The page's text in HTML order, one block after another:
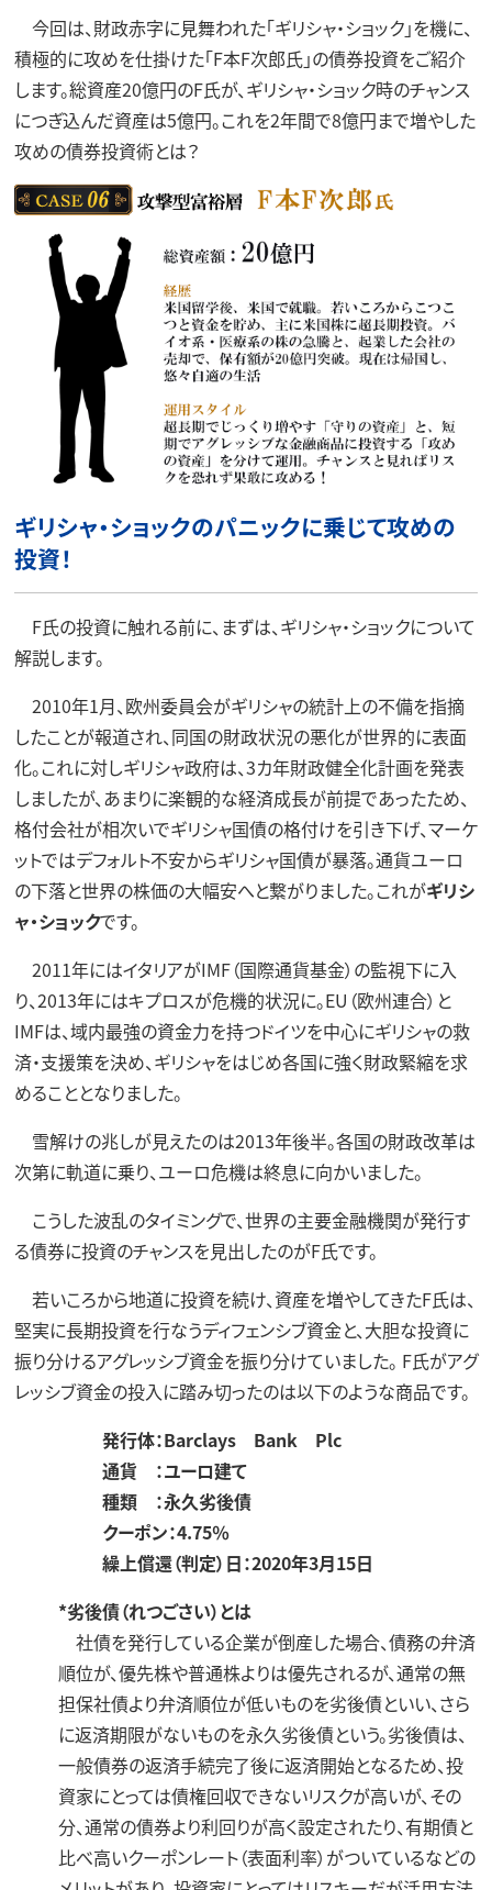
今回は、財政赤字に見舞われた「ギリシャ・ショック」を機に、
積極的に攻めを仕掛けた「F本F次郎氏」の債券投資をご紹介
します。総資産20億円のF氏が、ギリシャ・ショック時のチャンス
につぎ込んだ資産は5億円。これを2年間で8億円まで増やした
攻めの債券投資術とは？
ギリシャ・ショックのパニックに乗じて攻めの
投資！
F氏の投資に触れる前に、まずは、ギリシャ・ショックについて
解説します。
2010年1月、欧州委員会がギリシャの統計上の不備を指摘
したことが報道され、同国の財政状況の悪化が世界的に表面
化。これに対しギリシャ政府は、3カ年財政健全化計画を発表
しましたが、あまりに楽観的な経済成長が前提であったため、
格付会社が相次いでギリシャ国債の格付けを引き下げ、マーケ
ットではデフォルト不安からギリシャ国債が暴落。通貨ユーロ
の下落と世界の株価の大幅安へと繋がりました。これがギリシ
ャ・ショックです。
2011年にはイタリアがIMF（国際通貨基金）の監視下に入
り、2013年にはキプロスが危機的状況に。EU（欧州連合）と
IMFは、域内最強の資金力を持つドイツを中心にギリシャの救
済・支援策を決め、ギリシャをはじめ各国に強く財政緊縮を求
めることとなりました。
雪解けの兆しが見えたのは2013年後半。各国の財政改革は
次第に軌道に乗り、ユーロ危機は終息に向かいました。
こうした波乱のタイミングで、世界の主要金融機関が発行す
る債券に投資のチャンスを見出したのがF氏です。
若いころから地道に投資を続け、資産を増やしてきたF氏は、
堅実に長期投資を行なうディフェンシブ資金と、大胆な投資に
振り分けるアグレッシブ資金を振り分けていました。 F氏がアグ
レッシブ資金の投入に踏み切ったのは以下のような商品です。
発行体：Barclays Bank Plc
通貨 ：ユーロ建て
種類 ：永久劣後債
クーポン：4.75％
繰上償還（判定）日：2020年3月15日
*劣後債（れつごさい）とは
社債を発行している企業が倒産した場合、債務の弁済
順位が、優先株や普通株よりは優先されるが、通常の無
担保社債より弁済順位が低いものを劣後債といい、さら
に返済期限がないものを永久劣後債という。劣後債は、
一般債券の返済手続完了後に返済開始となるため、投
資家にとっては債権回収できないリスクが高いが、その
分、通常の債券より利回りが高く設定されたり、有期債と
比べ高いクーポンレート（表面利率）がついているなどの